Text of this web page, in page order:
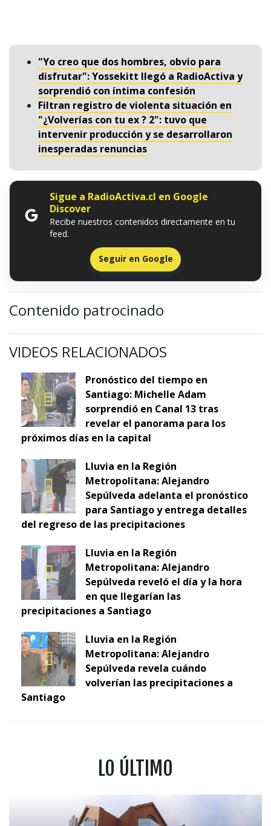
"Yo creo que dos hombres, obvio para
disfrutar": Yossekitt llegó a RadioActiva y
sorprendió con íntima confesión
Filtran registro de violenta situación en
"¿Volverías con tu ex ? 2": tuvo que
intervenir producción y se desarrollaron
inesperadas renuncias
Sigue a RadioActiva.cl en Google
Discover
Recibe nuestros contenidos directamente en tu
feed.
Seguir en Google
Contenido patrocinado
VIDEOS RELACIONADOS
Pronóstico del tiempo en
Santiago: Michelle Adam
sorprendió en Canal 13 tras
revelar el panorama para los
próximos días en la capital
Lluvia en la Región
Metropolitana: Alejandro
Sepúlveda adelanta el pronóstico
para Santiago y entrega detalles
del regreso de las precipitaciones
Lluvia en la Región
Metropolitana: Alejandro
Sepúlveda reveló el día y la hora
en que llegarían las
precipitaciones a Santiago
Lluvia en la Región
Metropolitana: Alejandro
Sepúlveda revela cuándo
volverían las precipitaciones a
Santiago
LO ÚLTIMO